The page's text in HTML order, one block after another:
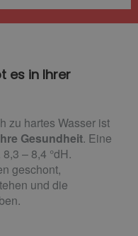
es in Ihrer
zu hartes Wasser ist
Gesundheit. Eine
– 8,4 °dH.
geschont,
und die